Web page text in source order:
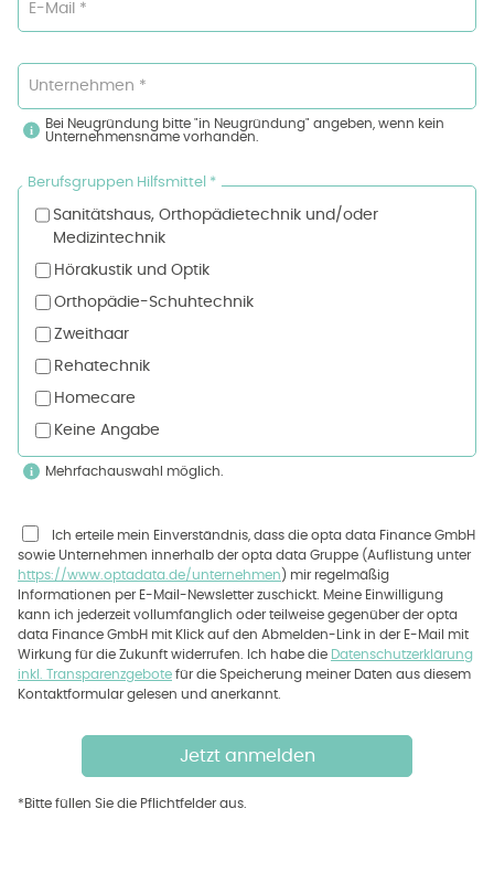
E-Mail *
Unternehmen *
Bei Neugründung bitte "in Neugründung" angeben, wenn kein
Unternehmensname vorhanden.
Berufsgruppen Hilfsmittel *
Sanitätshaus, Orthopädietechnik und/oder
Medizintechnik
Hörakustik und Optik
Orthopädie-Schuhtechnik
Zweithaar
Rehatechnik
Homecare
Keine Angabe
Mehrfachauswahl möglich.
Ich erteile mein Einverständnis, dass die opta data Finance GmbH
sowie Unternehmen innerhalb der opta data Gruppe (Auflistung unter
https://www.optadata.de/unternehmen ) mir regelmäßig
Informationen per E-Mail-Newsletter zuschickt. Meine Einwilligung
kann ich jederzeit vollumfänglich oder teilweise gegenüber der opta
data Finance GmbH mit Klick auf den Abmelden-Link in der E-Mail mit
Wirkung für die Zukunft widerrufen. Ich habe die Datenschutzerklärung
inkl. Transparenzgebote für die Speicherung meiner Daten aus diesem
Kontaktformular gelesen und anerkannt.
*Bitte füllen Sie die Pflichtfelder aus.